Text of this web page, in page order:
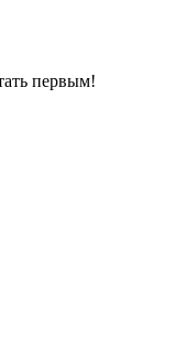
первым!